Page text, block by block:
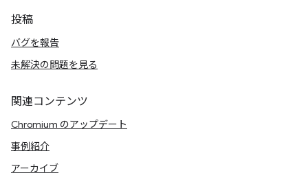
投稿
バグを報告
未解決の問題を見る
関連コンテンツ
Chromium のアップデート
事例紹介
アーカイブ